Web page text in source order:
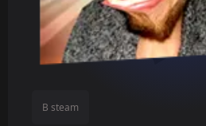
В steam